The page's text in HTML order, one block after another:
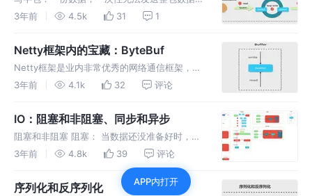
选择发送一部分数据，那么第一次的操作称为写
3年前 4.5k 31 1
Netty框架内的宝藏：ByteBuf
Netty框架是业内非常优秀的网络通信框架，本
系列主要是通过介绍Netty里面优秀的组件设
一：ByteBuf
3年前 4.1k 32 评论
IO：阻塞和非阻塞、同步和异步
阻塞和非阻塞 阻塞： 当数据还没准备好时，调
用了阻塞的方法，则线程会被挂起，会让出CPU
时间片，此时是无法处理过来的请求，需要等待
其他线程来进行唤醒，该线程才能进行后续操作
3年前 4.8k 39 评论
序列化和反序列化 APP内打开